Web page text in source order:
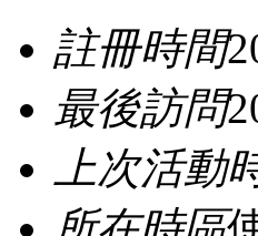
註冊時間
最後訪問
上次活動